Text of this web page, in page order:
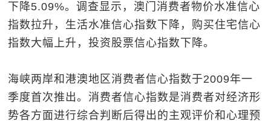
下降5.09%。调查显示，澳门消费者物价水准信心
指数拉升，生活水准信心指数下降，购买住宅信心
指数大幅上升，投资股票信心指数下降。
海峡两岸和港澳地区消费者信心指数于2009年一
季度首次推出。消费者信心指数是消费者对经济形
势各方面进行综合判断后得出的主观评价和心理预